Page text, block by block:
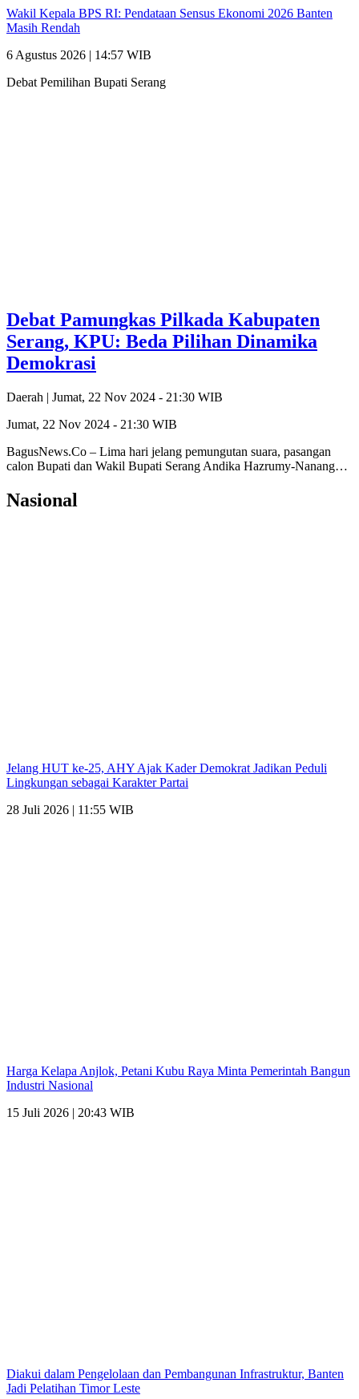
Wakil Kepala BPS RI: Pendataan Sensus Ekonomi 2026 Banten
Masih Rendah
6 Agustus 2026 | 14:57 WIB
Debat Pemilihan Bupati Serang
Debat Pamungkas Pilkada Kabupaten
Serang, KPU: Beda Pilihan Dinamika
Demokrasi
Daerah | Jumat, 22 Nov 2024 - 21:30 WIB
Jumat, 22 Nov 2024 - 21:30 WIB
BagusNews.Co – Lima hari jelang pemungutan suara, pasangan
calon Bupati dan Wakil Bupati Serang Andika Hazrumy-Nanang…
Nasional
Jelang HUT ke-25, AHY Ajak Kader Demokrat Jadikan Peduli
Lingkungan sebagai Karakter Partai
28 Juli 2026 | 11:55 WIB
Harga Kelapa Anjlok, Petani Kubu Raya Minta Pemerintah Bangun
Industri Nasional
15 Juli 2026 | 20:43 WIB
Diakui dalam Pengelolaan dan Pembangunan Infrastruktur, Banten
Jadi Pelatihan Timor Leste